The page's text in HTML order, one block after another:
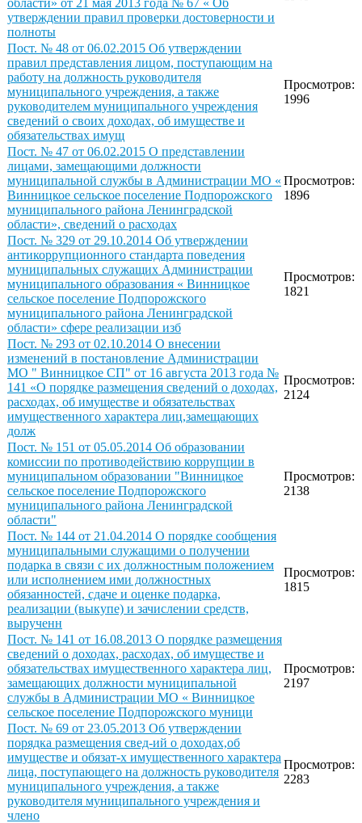
области» от 21 мая 2013 года № 67 « Об
утверждении правил проверки достоверности и
полноты
Пост. № 48 от 06.02.2015 Об утверждении
правил представления лицом, поступающим на
работу на должность руководителя
муниципального учреждения, а также
руководителем муниципального учреждения
сведений о своих доходах, об имуществе и
обязательствах имущ
Просмотров:
1996
Пост. № 47 от 06.02.2015 О представлении
лицами, замещающими должности
муниципальной службы в Администрации МО «
Винницкое сельское поселение Подпорожского
муниципального района Ленинградской
области», сведений о расходах
Просмотров:
1896
Пост. № 329 от 29.10.2014 Об утверждении
антикоррупционного стандарта поведения
муниципальных служащих Администрации
муниципального образования « Винницкое
сельское поселение Подпорожского
муниципального района Ленинградской
области» сфере реализации изб
Просмотров:
1821
Пост. № 293 от 02.10.2014 О внесении
изменений в постановление Администрации
МО " Винницкое СП" от 16 августа 2013 года №
141 «О порядке размещения сведений о доходах,
расходах, об имуществе и обязательствах
имущественного характера лиц,замещающих
долж
Просмотров:
2124
Пост. № 151 от 05.05.2014 Об образовании
комиссии по противодействию коррупции в
муниципальном образовании "Винницкое
сельское поселение Подпорожского
муниципального района Ленинградской
области"
Просмотров:
2138
Пост. № 144 от 21.04.2014 О порядке сообщения
муниципальными служащими о получении
подарка в связи с их должностным положением
или исполнением ими должностных
обязанностей, сдаче и оценке подарка,
реализации (выкупе) и зачислении средств,
вырученн
Просмотров:
1815
Пост. № 141 от 16.08.2013 О порядке размещения
сведений о доходах, расходах, об имуществе и
обязательствах имущественного характера лиц,
замещающих должности муниципальной
службы в Администрации МО « Винницкое
сельское поселение Подпорожского муници
Просмотров:
2197
Пост. № 69 от 23.05.2013 Об утверждении
порядка размещения свед-ий о доходах,об
имуществе и обязат-х имущественного характера
лица, поступающего на должность руководителя
муниципального учреждения, а также
руководителя муниципального учреждения и
члено
Просмотров:
2283